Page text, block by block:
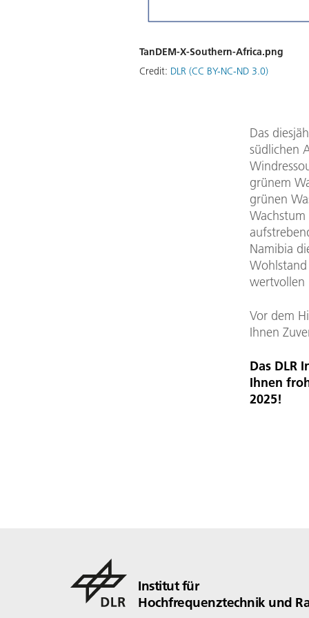
TanDEM-X-Southern-Africa.png
Credit: DLR (CC BY-NC-ND 3.0)
Das
südlichen
grünem
grünen
Namibia
wertvollen
Vor dem
Ihnen
Das DLR
Ihnen
2025!
Institut für
Hochfrequenztechnik und